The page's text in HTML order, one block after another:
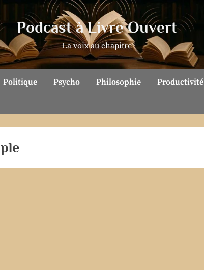
Podcast à Livre Ouvert
La voix au chapitre
Politique Psycho Philosophie Productivité